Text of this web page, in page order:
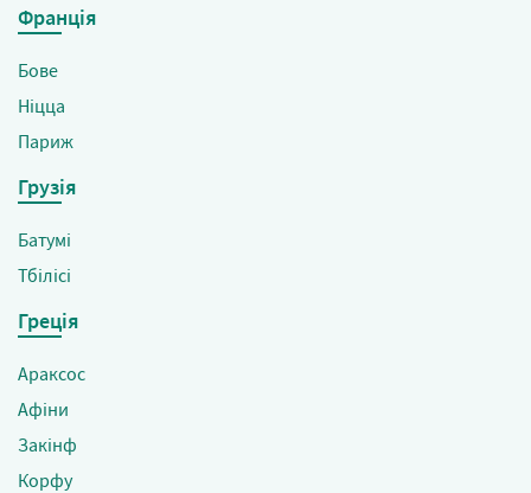
Франція
Бове
Ніцца
Париж
Грузія
Батумі
Тбілісі
Греція
Араксос
Афіни
Закінф
Корфу